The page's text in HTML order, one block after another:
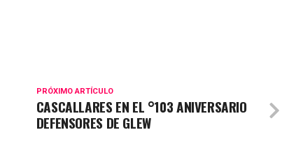
PRÓXIMO ARTÍCULO
CASCALLARES EN EL °103 ANIVERSARIO
DEFENSORES DE GLEW